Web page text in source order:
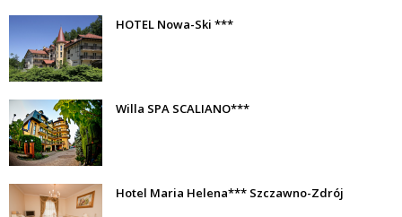
HOTEL Nowa-Ski ***
Willa SPA SCALIANO***
Hotel Maria Helena*** Szczawno-Zdrój